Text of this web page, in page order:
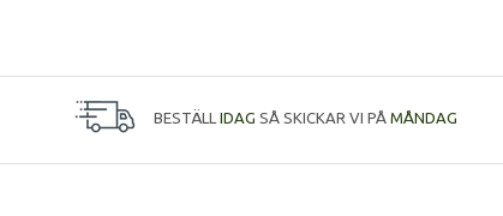
BESTÄLL IDAG SÅ SKICKAR VI PÅ MÅNDAG